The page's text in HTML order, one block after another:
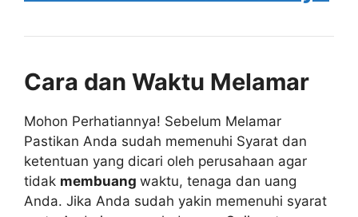
Cara dan Waktu Melamar
Mohon Perhatiannya! Sebelum Melamar
Pastikan Anda sudah memenuhi Syarat dan
ketentuan yang dicari oleh perusahaan agar
tidak membuang waktu, tenaga dan uang
Anda. Jika Anda sudah yakin memenuhi syarat